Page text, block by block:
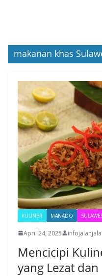
makanan khas
KULINER MANADO
April 24, 2025
Mencicipi
yang Lezat